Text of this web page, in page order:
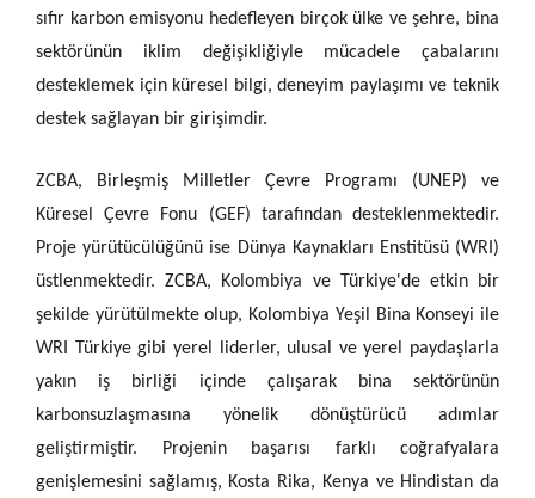
sıfır karbon emisyonu hedefleyen birçok ülke ve şehre, bina
sektörünün iklim değişikliğiyle mücadele çabalarını
desteklemek için küresel bilgi, deneyim paylaşımı ve teknik
destek sağlayan bir girişimdir.
ZCBA, Birleşmiş Milletler Çevre Programı (UNEP) ve
Küresel Çevre Fonu (GEF) tarafından desteklenmektedir.
Proje yürütücülüğünü ise Dünya Kaynakları Enstitüsü (WRI)
üstlenmektedir. ZCBA, Kolombiya ve Türkiye'de etkin bir
şekilde yürütülmekte olup, Kolombiya Yeşil Bina Konseyi ile
WRI Türkiye gibi yerel liderler, ulusal ve yerel paydaşlarla
yakın iş birliği içinde çalışarak bina sektörünün
karbonsuzlaşmasına yönelik dönüştürücü adımlar
geliştirmiştir. Projenin başarısı farklı coğrafyalara
genişlemesini sağlamış, Kosta Rika, Kenya ve Hindistan da